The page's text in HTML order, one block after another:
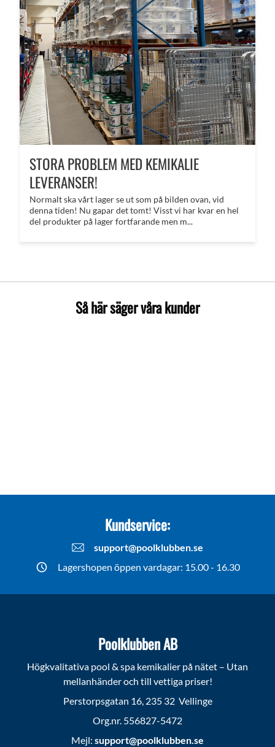
STORA PROBLEM MED KEMIKALIE
LEVERANSER!
Normalt ska vårt lager se ut som på bilden ovan, vid
denna tiden! Nu gapar det tomt! Visst vi har kvar en hel
del produkter på lager fortfarande men m...
Så här säger våra kunder
Kundservice:
support@poolklubben.se
Lagershopen öppen vardagar: 15.00 - 16.30
Poolklubben AB
Högkvalitativa pool & spa kemikalier på nätet – Utan
mellanhänder och till vettiga priser!
Perstorpsgatan 16, 235 32 Vellinge
Org.nr. 556827-5472
Mejl: support@poolklubben.se